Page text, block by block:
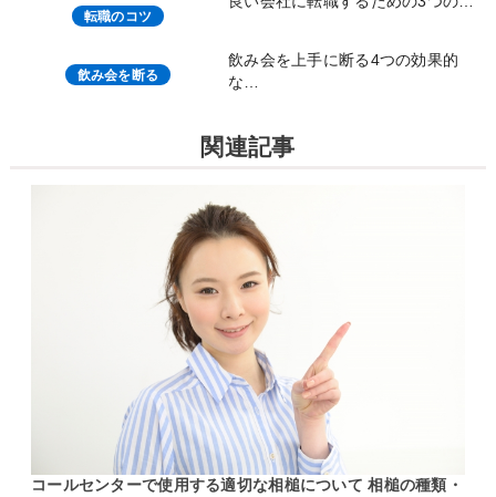
転職のコツ
飲み会を断る
飲み会を上手に断る4つの効果的
な…
関連記事
コールセンターで使用する適切な相槌について 相槌の種類・